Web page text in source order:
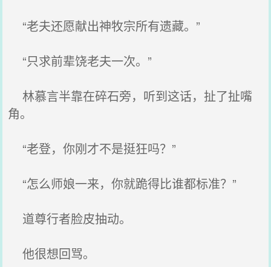
“老夫还愿献出神牧宗所有遗藏。”
“只求前辈饶老夫一次。”
林慕言半靠在碎石旁，听到这话，扯了扯嘴
角。
“老登，你刚才不是挺狂吗？”
“怎么师娘一来，你就跪得比谁都标准？”
道尊行者脸皮抽动。
他很想回骂。